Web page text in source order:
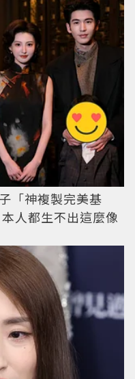
「神複製完美基
人都生不出這麼像